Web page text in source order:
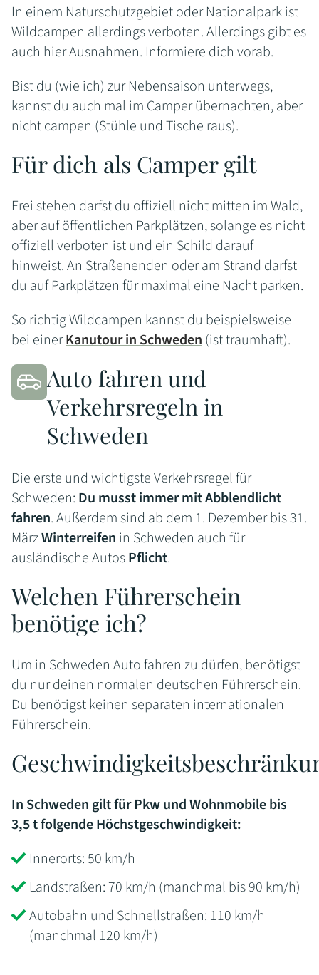
In einem Naturschutzgebiet oder Nationalpark ist
Wildcampen allerdings verboten. Allerdings gibt es
auch hier Ausnahmen. Informiere dich vorab.
Bist du (wie ich) zur Nebensaison unterwegs,
kannst du auch mal im Camper übernachten, aber
nicht campen (Stühle und Tische raus).
Für dich als Camper gilt
Frei stehen darfst du offiziell nicht mitten im Wald,
aber auf öffentlichen Parkplätzen, solange es nicht
offiziell verboten ist und ein Schild darauf
hinweist. An Straßenenden oder am Strand darfst
du auf Parkplätzen für maximal eine Nacht parken.
So richtig Wildcampen kannst du beispielsweise
bei einerKanutour in Schweden(ist traumhaft).
Auto fahren und
Verkehrsregeln in
Schweden
Die erste und wichtigste Verkehrsregel für
Schweden: Du musst immer mit Abblendlicht
fahren. Außerdem sind ab dem 1. Dezember bis 31.
MärzWinterreifen in Schweden auch für
ausländische AutosPflicht.
Welchen Führerschein
benötige ich?
Um in Schweden Auto fahren zu dürfen, benötigst
du nur deinen normalen deutschen Führerschein.
Du benötigst keinen separaten internationalen
Führerschein.
In Schweden gilt für Pkw und Wohnmobile bis
3,5 t folgende Höchstgeschwindigkeit:
Innerorts: 50 km/h
Landstraßen: 70 km/h (manchmal bis 90 km/h)
Autobahn und Schnellstraßen: 110 km/h
(manchmal 120 km/h)